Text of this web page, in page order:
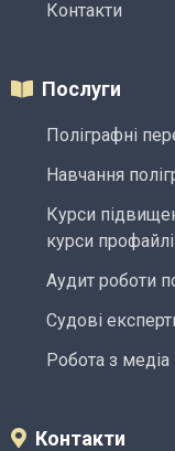
Контакти
Послуги
Поліграфні
Навчання
Курси
курси
Аудит роботи
Судові
Робота з медіа
Контакти